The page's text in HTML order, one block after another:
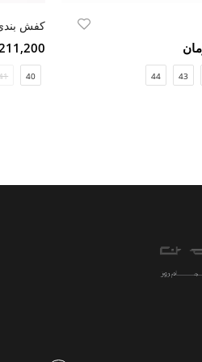
43
44
کفش
11,211,200
40